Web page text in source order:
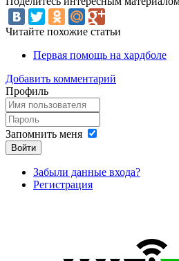
Читайте похожие статьи
Первая помощь на хардболе
Добавить комментарий
Профиль
Запомнить меня
Войти
Забыли данные входа?
Регистрация